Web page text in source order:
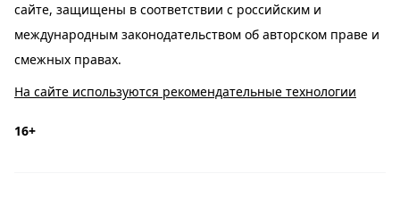
сайте, защищены в соответствии с российским и
международным законодательством об авторском праве и
смежных правах.
На сайте используются рекомендательные технологии
16+